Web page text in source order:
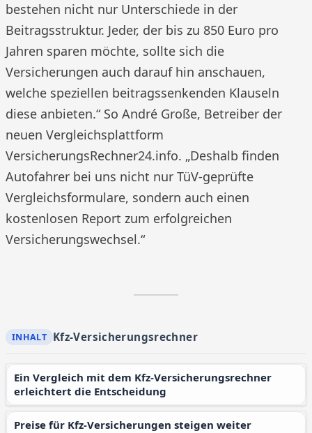
bestehen nicht nur Unterschiede in der
Beitragsstruktur. Jeder, der bis zu 850 Euro pro
Jahren sparen möchte, sollte sich die
Versicherungen auch darauf hin anschauen,
welche speziellen beitragssenkenden Klauseln
diese anbieten.“ So André Große, Betreiber der
neuen Vergleichsplattform
VersicherungsRechner24.info. „Deshalb finden
Autofahrer bei uns nicht nur TüV-geprüfte
Vergleichsformulare, sondern auch einen
kostenlosen Report zum erfolgreichen
Versicherungswechsel.“
Kfz-Versicherungsrechner
Ein Vergleich mit dem Kfz-Versicherungsrechner
erleichtert die Entscheidung
Preise für Kfz-Versicherungen steigen weiter